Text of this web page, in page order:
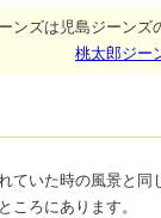
ンズは児島ジーンズ
桃太郎ジー
ていた時の風景と同
ころにあります。